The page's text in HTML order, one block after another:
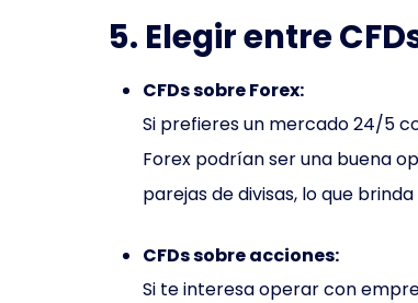
5. Elegir entre
CFDs sobre Forex:
Si prefieres un mercado 24/5
Forex podrían ser una buena
parejas de divisas, lo que
CFDs sobre acciones:
Si te interesa operar con